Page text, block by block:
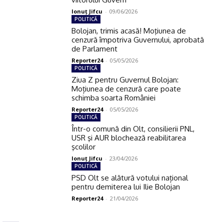
Ionuţ Jifcu - 09/06/2026
POLITICĂ
Bolojan, trimis acasă! Moţiunea de
cenzură împotriva Guvernului, aprobată
de Parlament
Reporter24 - 05/05/2026
POLITICĂ
Ziua Z pentru Guvernul Bolojan:
Moțiunea de cenzură care poate
schimba soarta României
Reporter24 - 05/05/2026
POLITICĂ
Într-o comună din Olt, consilierii PNL,
USR şi AUR blochează reabilitarea
şcolilor
Ionuţ Jifcu - 23/04/2026
POLITICĂ
PSD Olt se alătură votului național
pentru demiterea lui Ilie Bolojan
Reporter24 - 21/04/2026